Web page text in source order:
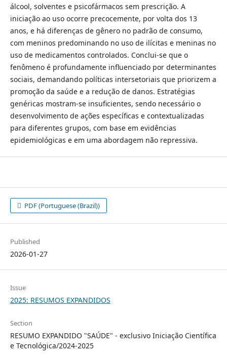
álcool, solventes e psicofármacos sem prescrição. A
iniciação ao uso ocorre precocemente, por volta dos 13
anos, e há diferenças de gênero no padrão de consumo,
com meninos predominando no uso de ilícitas e meninas no
uso de medicamentos controlados. Conclui-se que o
fenômeno é profundamente influenciado por determinantes
sociais, demandando políticas intersetoriais que priorizem a
promoção da saúde e a redução de danos. Estratégias
genéricas mostram-se insuficientes, sendo necessário o
desenvolvimento de ações específicas e contextualizadas
para diferentes grupos, com base em evidências
epidemiológicas e em uma abordagem não repressiva.
PDF (Portuguese (Brazil))
Published
2026-01-27
Issue
2025: RESUMOS EXPANDIDOS
Section
RESUMO EXPANDIDO "SAÚDE" - exclusivo Iniciação Científica
e Tecnológica/2024-2025